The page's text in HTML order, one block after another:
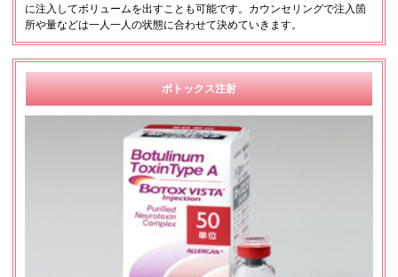
に注入してボリュームを出すことも可能です。カウンセリングで注入箇
所や量などは一人一人の状態に合わせて決めていきます。
ボトックス注射